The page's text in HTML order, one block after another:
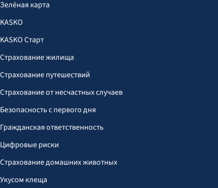
Зелёная карта
KASKO
KASKO Старт
Страхование жилища
Страхование путешествий
Страхование от несчастных случаев
Безопасность с первого дня
Гражданская ответственность
Цифровые риски
Страхование домашних животных
Укусом клеща